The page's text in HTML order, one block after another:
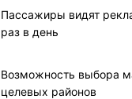
Пассажиры видят
раз в день
Возможность выбора
целевых районов